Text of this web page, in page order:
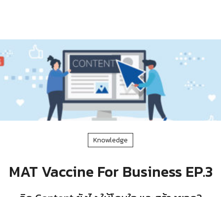
Knowledge
MAT Vaccine For Business EP.3